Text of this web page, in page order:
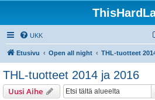
UKK
Etusivu Open all night THL-tuotteet
THL-tuotteet 2014 ja 2016
Uusi Aihe